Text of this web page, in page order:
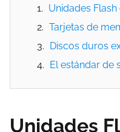
Unidades
Tarjetas de
Discos duros
El estándar de
Unidades